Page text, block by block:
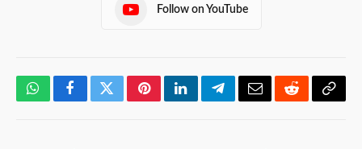
Follow on YouTube
WhatsAppFacebookTwitterPinterestLinkedInTelegramEmailRedditCopy